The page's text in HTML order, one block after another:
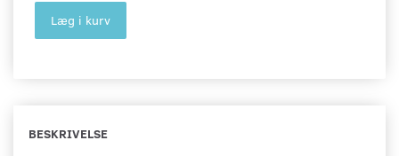
Læg i kurv
BESKRIVELSE